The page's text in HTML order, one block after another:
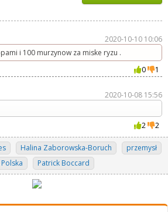
2020-10-10 10:06
i 100 murzynow za miske ryzu .
0
1
2020-10-08 15:56
2 2
Halina Zaborowska-Boruch
przemysł
Patrick Boccard